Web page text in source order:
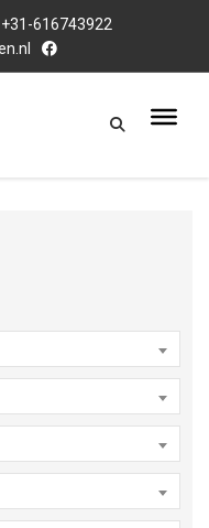
+31-616743922